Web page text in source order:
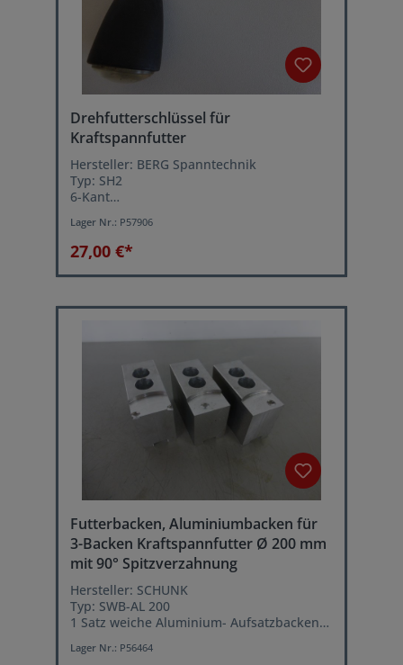
Drehfutterschlüssel für
Kraftspannfutter
Hersteller: BERG Spanntechnik
Typ: SH2
6-Kant
Lager Nr.: P57906
27,00 €*
Futterbacken, Aluminiumbacken für
3-Backen Kraftspannfutter Ø 200 mm
mit 90° Spitzverzahnung
Hersteller: SCHUNK
Typ: SWB-AL 200
1 Satz weiche Aluminium- Aufsatzbacken
Spitzverzahnung
Lager Nr.: P56464